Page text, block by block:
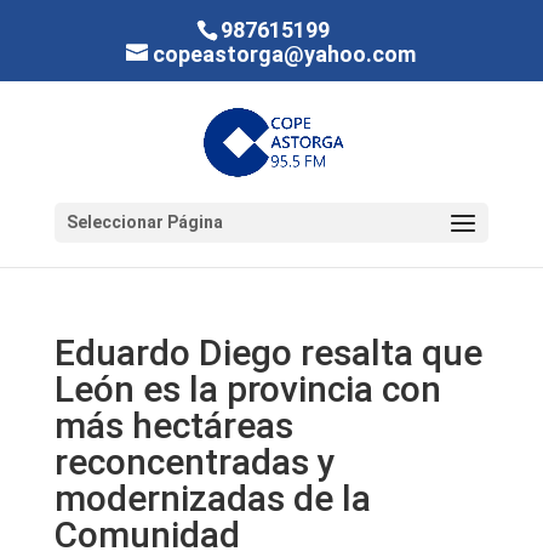
987615199
copeastorga@yahoo.com
Seleccionar Página
Eduardo Diego resalta que
León es la provincia con
más hectáreas
reconcentradas y
modernizadas de la
Comunidad